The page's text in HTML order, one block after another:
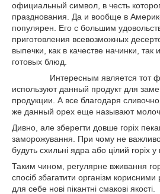
официальный символ, в честь
празднования. Да и вообще в
популярен. Его с большим
приготовления всевозможных
выпечки, как в качестве начинки,
готовых блюд.
Интересным является тот
используют данный продукт для
продукции. А все благодаря
же данный орех еще называют
Дивно, але зберегти довше горіх
заморожування. При чому не
будуть схильні ядра або цілий горіх у
Таким чином, регулярне вживання
спосіб збагатити організм корисними
для себе нові пікантні смакові якості.